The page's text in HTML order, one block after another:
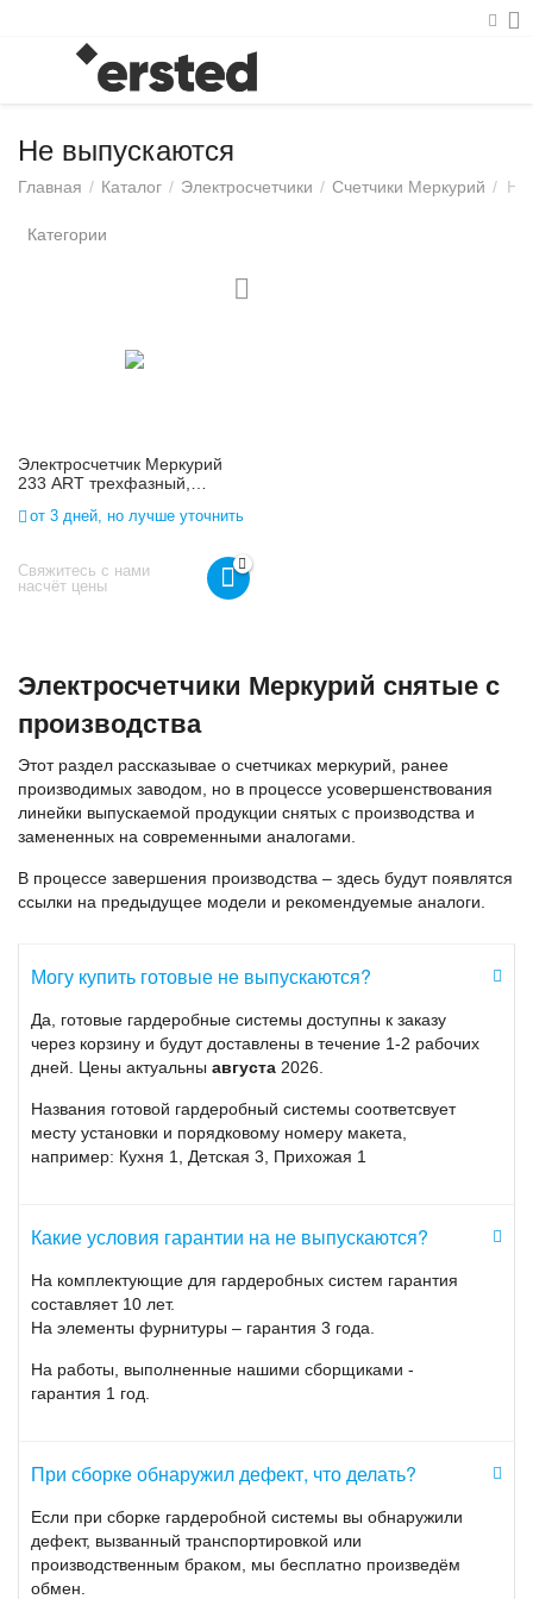
Не выпускаются
Главная / Каталог / Электросчетчики / Счетчики Меркурий / Не
Категории
Электросчетчики Меркурий снятые с
производства
Этот раздел рассказывае о счетчиках меркурий, ранее
производимых заводом, но в процессе усовершенствования
линейки выпускаемой продукции снятых с производства и
замененных на современными аналогами.
В процессе завершения производства – здесь будут появлятся
ссылки на предыдущее модели и рекомендуемые аналоги.
Могу купить готовые не выпускаются?
Да, готовые гардеробные системы доступны к заказу
через корзину и будут доставлены в течение 1-2 рабочих
дней. Цены актуальны августа 2026.
Названия готовой гардеробный системы соответсвует
месту установки и порядковому номеру макета,
например: Кухня 1, Детская 3, Прихожая 1
Какие условия гарантии на не выпускаются?
На комплектующие для гардеробных систем гарантия
составляет 10 лет.
На элементы фурнитуры – гарантия 3 года.
На работы, выполненные нашими сборщиками -
гарантия 1 год.
При сборке обнаружил дефект, что делать?
Если при сборке гардеробной системы вы обнаружили
дефект, вызванный транспортировкой или
производственным браком, мы бесплатно произведём
обмен.
Электросчетчик Меркурий
233 АRT трехфазный,
от 3 дней, но лучше уточнить
Свяжитесь с нами
насчёт цены